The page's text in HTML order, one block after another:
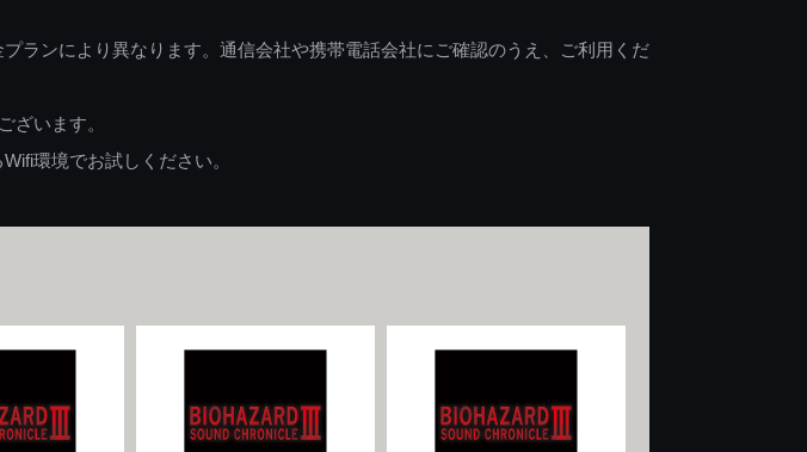
ランにより異なります。通信会社や携帯電話会社にご確認のうえ、ご利用くだ
ざいます。
環境でお試しください。